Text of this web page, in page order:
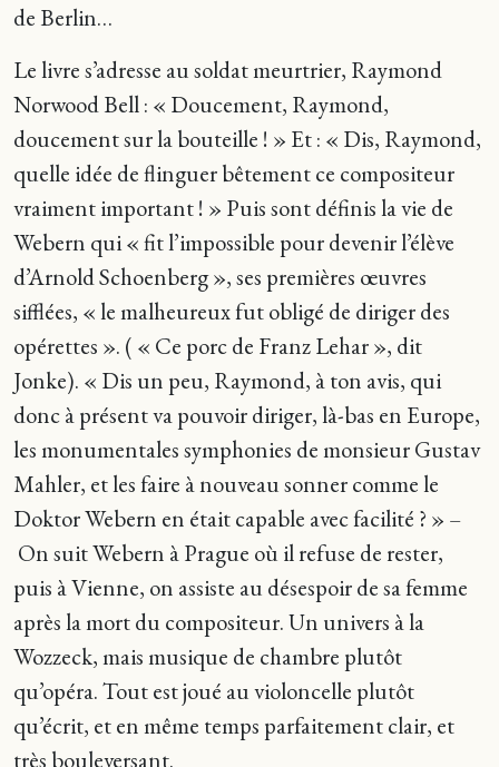
de Berlin…
Le livre s’adresse au soldat meurtrier, Raymond
Norwood Bell : « Doucement, Raymond,
doucement sur la bouteille ! » Et : « Dis, Raymond,
quelle idée de flinguer bêtement ce compositeur
vraiment important ! » Puis sont définis la vie de
Webern qui « fit l’impossible pour devenir l’élève
d’Arnold Schoenberg », ses premières œuvres
sifflées, « le malheureux fut obligé de diriger des
opérettes ». ( « Ce porc de Franz Lehar », dit
Jonke). « Dis un peu, Raymond, à ton avis, qui
donc à présent va pouvoir diriger, là-bas en Europe,
les monumentales symphonies de monsieur Gustav
Mahler, et les faire à nouveau sonner comme le
Doktor Webern en était capable avec facilité ? » –
On suit Webern à Prague où il refuse de rester,
puis à Vienne, on assiste au désespoir de sa femme
après la mort du compositeur. Un univers à la
Wozzeck, mais musique de chambre plutôt
qu’opéra. Tout est joué au violoncelle plutôt
qu’écrit, et en même temps parfaitement clair, et
très bouleversant.